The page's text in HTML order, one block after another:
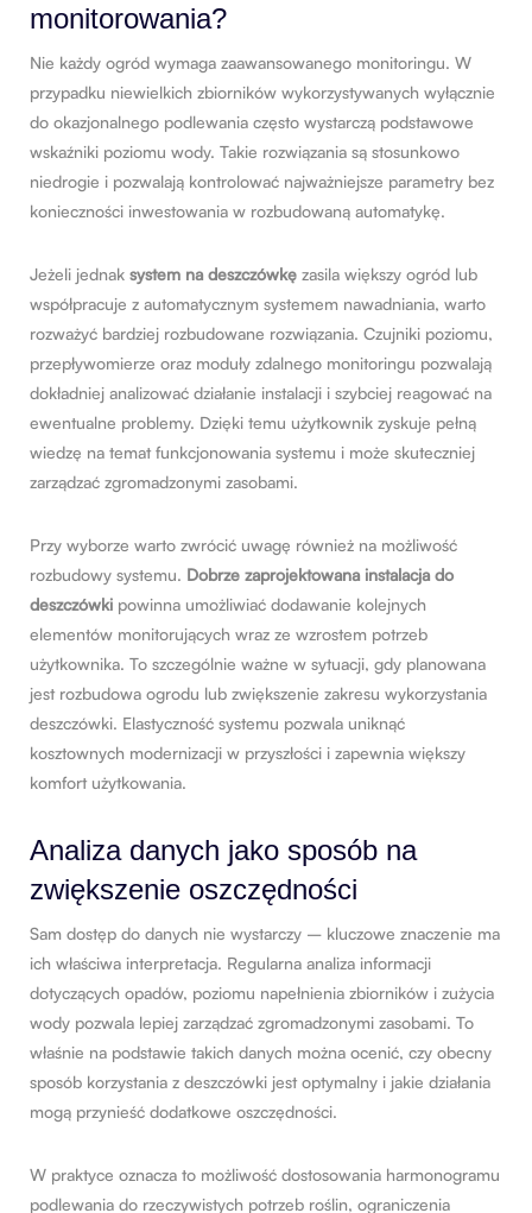
monitorowania?
Nie każdy ogród wymaga zaawansowanego monitoringu. W
przypadku niewielkich zbiorników wykorzystywanych wyłącznie
do okazjonalnego podlewania często wystarczą podstawowe
wskaźniki poziomu wody. Takie rozwiązania są stosunkowo
niedrogie i pozwalają kontrolować najważniejsze parametry bez
konieczności inwestowania w rozbudowaną automatykę.
Jeżeli jednak system na deszczówkę zasila większy ogród lub
współpracuje z automatycznym systemem nawadniania, warto
rozważyć bardziej rozbudowane rozwiązania. Czujniki poziomu,
przepływomierze oraz moduły zdalnego monitoringu pozwalają
dokładniej analizować działanie instalacji i szybciej reagować na
ewentualne problemy. Dzięki temu użytkownik zyskuje pełną
wiedzę na temat funkcjonowania systemu i może skuteczniej
zarządzać zgromadzonymi zasobami.
Przy wyborze warto zwrócić uwagę również na możliwość
rozbudowy systemu. Dobrze zaprojektowana instalacja do
deszczówki powinna umożliwiać dodawanie kolejnych
elementów monitorujących wraz ze wzrostem potrzeb
użytkownika. To szczególnie ważne w sytuacji, gdy planowana
jest rozbudowa ogrodu lub zwiększenie zakresu wykorzystania
deszczówki. Elastyczność systemu pozwala uniknąć
kosztownych modernizacji w przyszłości i zapewnia większy
komfort użytkowania.
Analiza danych jako sposób na
zwiększenie oszczędności
Sam dostęp do danych nie wystarczy – kluczowe znaczenie ma
ich właściwa interpretacja. Regularna analiza informacji
dotyczących opadów, poziomu napełnienia zbiorników i zużycia
wody pozwala lepiej zarządzać zgromadzonymi zasobami. To
właśnie na podstawie takich danych można ocenić, czy obecny
sposób korzystania z deszczówki jest optymalny i jakie działania
mogą przynieść dodatkowe oszczędności.
W praktyce oznacza to możliwość dostosowania harmonogramu
podlewania do rzeczywistych potrzeb roślin, ograniczenia